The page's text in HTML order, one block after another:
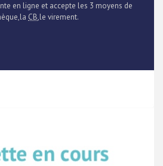
en ligne et accepte les 3 moyens de
CB,le virement.